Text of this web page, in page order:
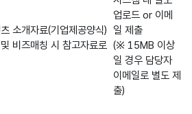
소개자료(기업제공양식)
비즈매칭 시 참고자료로
업로드 or 이메
일 제출
(※ 15MB 이상
일 경우 담당자
이메일로 별도 제
출)